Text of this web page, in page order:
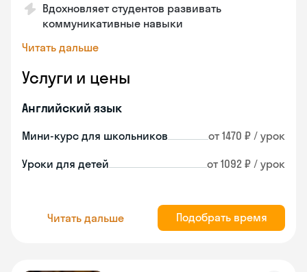
Вдохновляет студентов развивать
коммуникативные навыки
Читать дальше
Услуги и цены
Английский язык
Мини-курс для школьников от 1470 ₽ / урок
Уроки для детей от 1092 ₽ / урок
Читать дальше Подобрать время